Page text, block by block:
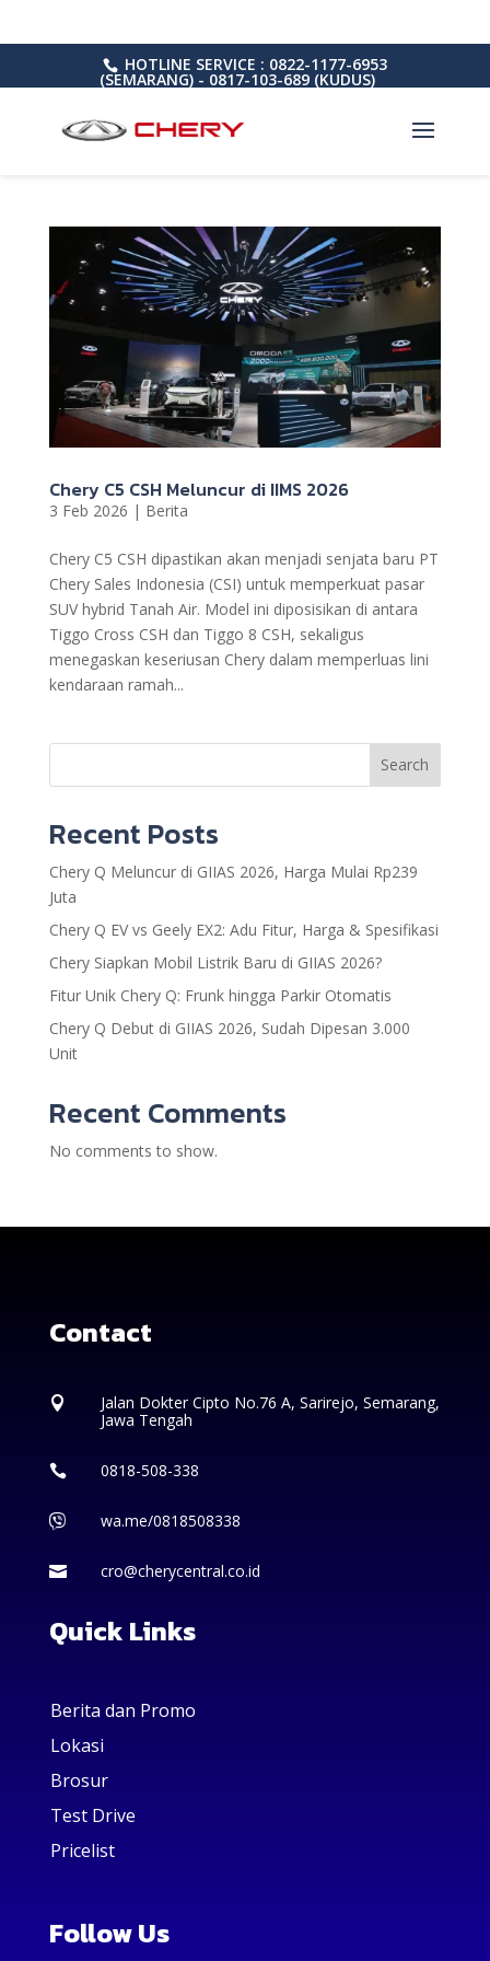
HOTLINE SERVICE : 0822-1177-6953
(SEMARANG) - 0817-103-689 (KUDUS)
Chery C5 CSH Meluncur di IIMS 2026
3 Feb 2026 | Berita
Chery C5 CSH dipastikan akan menjadi senjata baru PT
Chery Sales Indonesia (CSI) untuk memperkuat pasar
SUV hybrid Tanah Air. Model ini diposisikan di antara
Tiggo Cross CSH dan Tiggo 8 CSH, sekaligus
menegaskan keseriusan Chery dalam memperluas lini
kendaraan ramah...
Search
Recent Posts
Chery Q Meluncur di GIIAS 2026, Harga Mulai Rp239
Juta
Chery Q EV vs Geely EX2: Adu Fitur, Harga & Spesifikasi
Chery Siapkan Mobil Listrik Baru di GIIAS 2026?
Fitur Unik Chery Q: Frunk hingga Parkir Otomatis
Chery Q Debut di GIIAS 2026, Sudah Dipesan 3.000
Unit
Recent Comments
No comments to show.
Contact

Jalan Dokter Cipto No.76 A, Sarirejo, Semarang,
Jawa Tengah
 0818-508-338
 wa.me/0818508338
 cro@cherycentral.co.id
Quick Links
Berita dan Promo
Lokasi
Brosur
Test Drive
Pricelist
Follow Us